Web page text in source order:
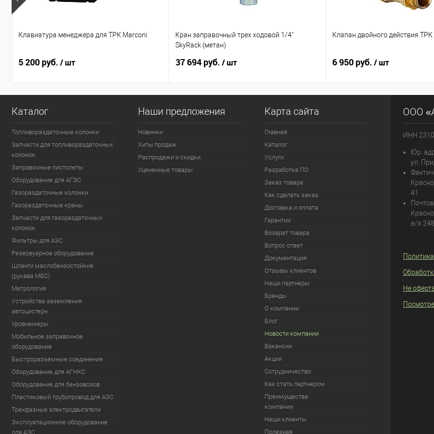
Клавиатура менеджера для ТРК Marconi
5 200 руб. / шт
Кран заправочный трех ходовой 1/4"
SkyRack (метан)
37 694 руб. / шт
Клапан двойного действия ТРК
6 950 руб. / шт
Каталог
Топливораздаточные колонки
Запчасти для топливораздаточных
колонок
Заправочные пистолеты
Оборудование для АГЗС
Газораздаточные колонки
Газораздаточные краны
Запчасти для газораздаточных
колонок
Фильтры для АЗС
Резервуарное оборудование
Шланги маслобензостойкие
(рукава МБС)
Метрология
Устройства заземления
автоцистерн
Уровнемеры
Мобильное заправочное
оборудование
Быстроразъемные соединения
Оборудование для АГНКС
Оборудование для бензовозов
Пластиковый трубопровод для АЗС
Трехфазные электродвигатели
Эксплуатационное оборудование
для АЗС
Наши предложения
Новинки
Хиты продаж
Распродажи и скидки
Уцененные товары
Карта сайта
Главная
Каталог
Услуги
Разработка ПО
Заказ товара
Как сделать заказ
Доставка и оплата
Гарантии
Возврат товара
Вопрос ответ
Документация
Отзывы клиентов
Наши партнеры
Бренды
О компании
Блог
Новости компании
Вакансии
Акции
Сотрудничество
Как стать партнером
Преимущества
компании
Наши клиенты
Полезная
ООО
ИНН
Юр.
ул.
41
а/я
Не